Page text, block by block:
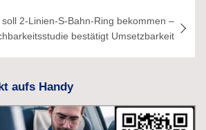
soll 2-Linien-S-Bahn-Ring bekommen –
bestätigt Umsetzbarkeit
aufs Handy